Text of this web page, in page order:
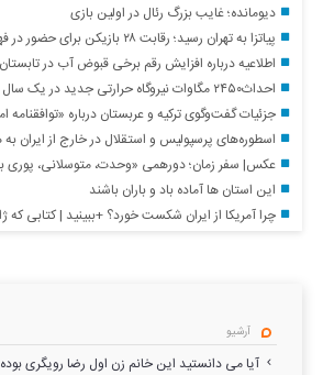
دیومانده؛ غایب بزرگ رئال در اولین بازی
پیاتزا به تهران رسید؛ رقابت ۲۸ بازیکن برای حضور در فهرست نهایی
اطلاعیه درباره افزایش رقم برخی قبوض آب در تابستان/ نرخ آب‌بها را
احداث۲۴۵۰ مگاوات نیروگاه حرارتی جدید در یک سال اخیر؛ عبور موفق از روز‌های پرفشار تابستان
جزئیات گفت‌وگوی ترکیه و عربستان درباره «توافقنامه
اسطوره‌های پرسپولیس و استقلال در خارج از ایران
عکس| سفر زمان؛ دورهمی «وحدت، متوسلانی، پوری بنایی و
این استان ها آماده باد و باران باشند
چرا آمریکا از ایران شکست خورد؟ +ببینید | کتابی که
آرشیو
آیا می دانستید این خانم زن اول رضا رویگری